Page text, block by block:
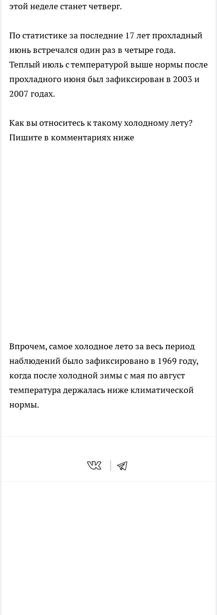
этой неделе станет четверг.
По статистике за последние 17 лет прохладный
июнь встречался один раз в четыре года.
Теплый июль с температурой выше нормы после
прохладного июня был зафиксирован в 2003 и
2007 годах.
Как вы относитесь к такому холодному лету?
Пишите в комментариях ниже
Впрочем, самое холодное лето за весь период
наблюдений было зафиксировано в 1969 году,
когда после холодной зимы с мая по август
температура держалась ниже климатической
нормы.